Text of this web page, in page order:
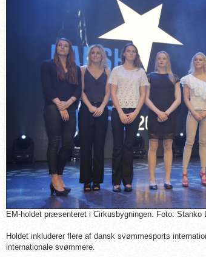
EM-holdet præsenteret i Cirkusbygningen. Foto: Stanko
Holdet inkluderer flere af dansk svømmesports
internationale svømmere.